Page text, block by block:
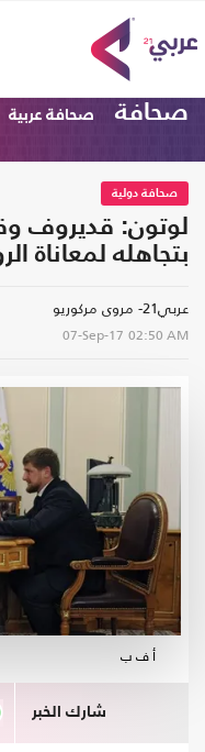
صحافة صحافة عربية
صحافة دولية
لوتون: قديروف
بتجاهله لمعاناة
عربي21- مروى مركوريو
07-Sep-17 02:50 AM
أ ف ب
شارك الخبر